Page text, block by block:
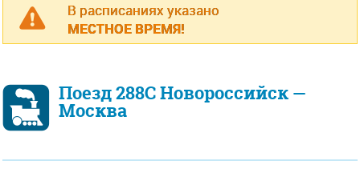
В расписаниях указано
МЕСТНОЕ ВРЕМЯ!
Поезд 288С Новороссийск —
Москва